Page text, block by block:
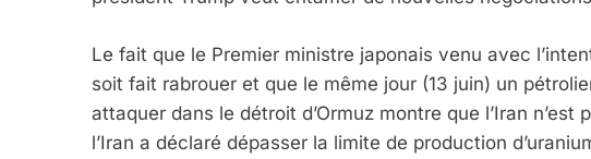
Le fait que le Premier ministre japonais venu avec
soit fait rabrouer et que le même jour (13 juin) un
attaquer dans le détroit d’Ormuz montre que l’Iran
l’Iran a déclaré dépasser la limite de production